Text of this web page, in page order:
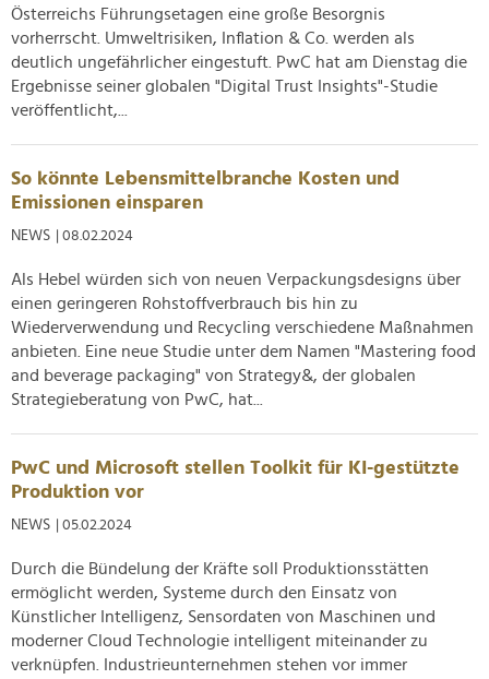
Österreichs Führungsetagen eine große Besorgnis
vorherrscht. Umweltrisiken, Inflation & Co. werden als
deutlich ungefährlicher eingestuft. PwC hat am Dienstag die
Ergebnisse seiner globalen "Digital Trust Insights"-Studie
veröffentlicht,...
So könnte Lebensmittelbranche Kosten und
Emissionen einsparen
NEWS | 08.02.2024
Als Hebel würden sich von neuen Verpackungsdesigns über
einen geringeren Rohstoffverbrauch bis hin zu
Wiederverwendung und Recycling verschiedene Maßnahmen
anbieten. Eine neue Studie unter dem Namen "Mastering food
and beverage packaging" von Strategy&, der globalen
Strategieberatung von PwC, hat...
PwC und Microsoft stellen Toolkit für KI-gestützte
Produktion vor
NEWS | 05.02.2024
Durch die Bündelung der Kräfte soll Produktionsstätten
ermöglicht werden, Systeme durch den Einsatz von
Künstlicher Intelligenz, Sensordaten von Maschinen und
moderner Cloud Technologie intelligent miteinander zu
verknüpfen. Industrieunternehmen stehen vor immer